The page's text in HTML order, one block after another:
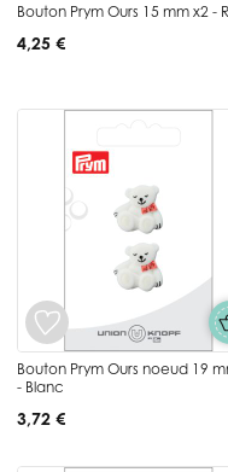
Bouton Prym Ours 15 mm x2 -
4,25 €
Bouton Prym Ours noeud 19
- Blanc
3,72 €